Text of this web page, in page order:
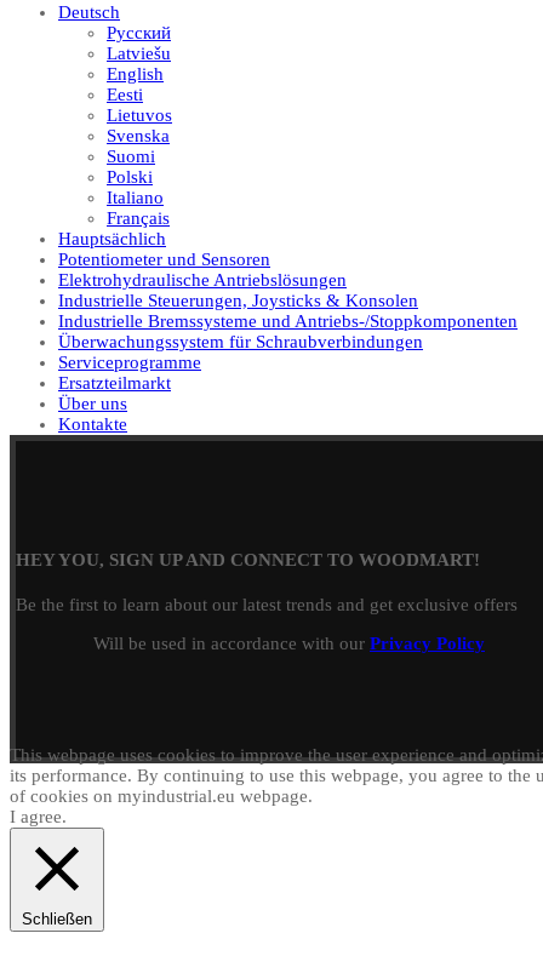
Deutsch
Русский
Latviešu
English
Eesti
Lietuvos
Svenska
Suomi
Polski
Italiano
Français
Hauptsächlich
Potentiometer und Sensoren
Elektrohydraulische Antriebslösungen
Industrielle Steuerungen, Joysticks & Konsolen
Industrielle Bremssysteme und Antriebs-/Stoppkomponenten
Überwachungssystem für Schraubverbindungen
Serviceprogramme
Ersatzteilmarkt
Über uns
Kontakte
HEY YOU, SIGN UP AND CONNECT TO WOODMART!
Be the first to learn about our latest trends and get exclusive offers
Will be used in accordance with our Privacy Policy
This webpage uses cookies to improve the user experience and
its performance. By continuing to use this webpage, you agree to the
of cookies on myindustrial.eu webpage.
I agree.
Schließen